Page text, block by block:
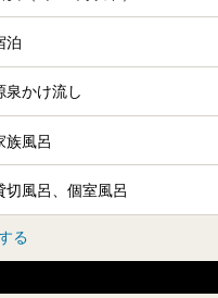
泊
泉かけ流し
族風呂
切風呂、個室風呂
る